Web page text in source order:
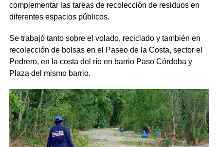
complementar las tareas de recolección de residuos en
diferentes espacios públicos.
Se trabajó tanto sobre el volado, reciclado y también en
recolección de bolsas en el Paseo de la Costa, sector el
Pedrero, en la costa del río en barrio Paso Córdoba y
Plaza del mismo barrio.